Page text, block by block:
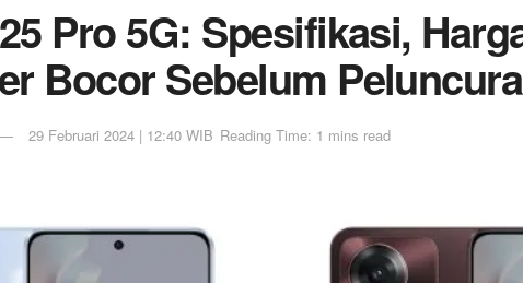
Pro 5G: Spesifikasi,
Bocor Sebelum
29 Februari 2024 | 12:40 WIB Reading Time: 1 mins read